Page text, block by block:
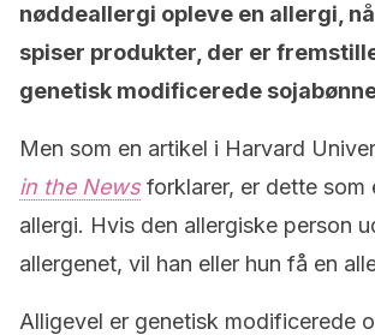
nøddeallergi opleve en allergi,
spiser produkter, der er
genetisk modificerede
Men som en artikel i Harvard
in the News forklarer, er dette som
allergi. Hvis den allergiske person
allergenet, vil han eller hun få en
Alligevel er genetisk modificerede